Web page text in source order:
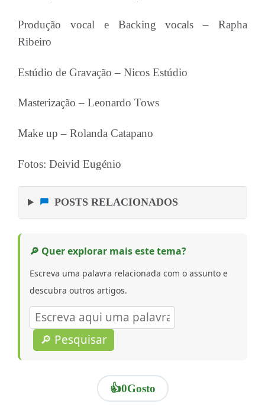
Produção vocal e Backing vocals – Rapha
Ribeiro
Estúdio de Gravação – Nicos Estúdio
Masterização – Leonardo Tows
Make up – Rolanda Catapano
Fotos: Deivid Eugénio
POSTS RELACIONADOS
🔎 Quer explorar mais este tema?
Escreva uma palavra relacionada com o assunto e
descubra outros artigos.
🔎 Pesquisar
👍0Gosto